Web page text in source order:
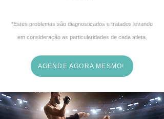
​*Estes problemas são diagnosticados e tratados levando
em consideração as particularidades de cada atleta.
AGENDE AGORA MESMO!